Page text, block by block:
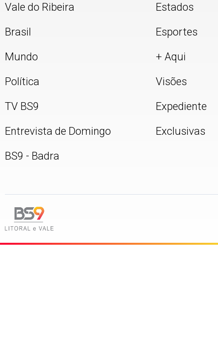
Vale do Ribeira
Brasil
Mundo
Política
TV BS9
Entrevista de Domingo
BS9 - Badra
Estados
Esportes
+ Aqui
Visões
Expediente
Exclusivas